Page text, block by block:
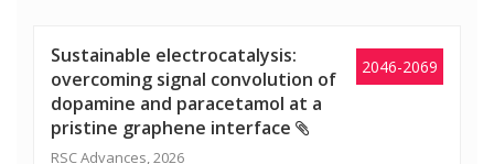
2046-2069
Sustainable electrocatalysis:
overcoming signal convolution of
dopamine and paracetamol at a
pristine graphene interface
RSC Advances, 2026